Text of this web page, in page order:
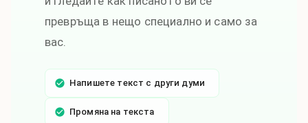
превръща в нещо специално и само за
вас.
Напишете текст с други думи
Промяна на текста